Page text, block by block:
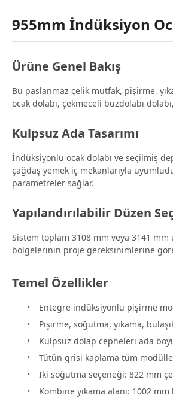
955mm İndüksiyon
Ürüne Genel Bakış
Bu paslanmaz çelik mutfak, pişirme,
ocak dolabı, çekmeceli buzdolabı
Kulpsuz Ada Tasarımı
İndüksiyonlu ocak dolabı ve seçilmiş
çağdaş yemek iç mekanlarıyla
parametreler sağlar.
Yapılandırılabilir Düzen
Sistem toplam 3108 mm veya 3141
bölgelerinin proje gereksinimlerine
Temel Özellikler
Entegre indüksiyonlu pişirme
Pişirme, soğutma, yıkama,
Kulpsuz dolap cepheleri ada
Tütün grisi kaplama tüm
İki soğutma seçeneği: 822 mm
Kombine yıkama alanı: 1002